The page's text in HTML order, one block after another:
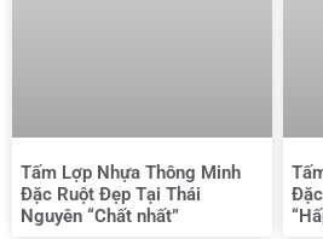
Tấm Lợp Nhựa Thông Minh
Đặc Ruột Đẹp Tại Thái
Nguyên “Chất nhất”